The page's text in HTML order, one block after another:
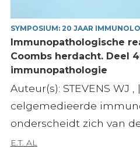
SYMPOSIUM: 20 JAAR
Immunopathologische
Coombs herdacht. Deel
immunopathologie
Auteur(s): STEVENS WJ
celgemedieerde
onderscheidt zich van de
E.T. AL